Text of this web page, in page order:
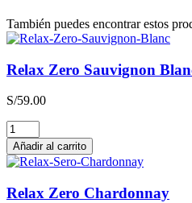
También puedes encontrar estos
Relax Zero Sauvignon
S/59.00
Relax
Zero
Sauvignon
Blanc
cantidad
Añadir al carrito
Relax Zero Chardonnay